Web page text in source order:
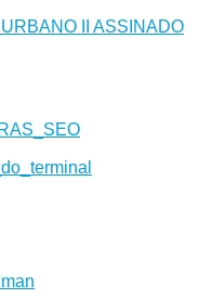
II ASSINADO